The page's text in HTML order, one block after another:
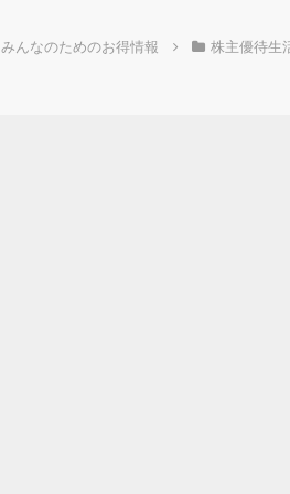
みんなのためのお得情報 株主優待生